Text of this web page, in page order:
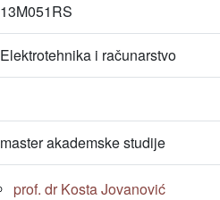
13M051RS
Elektrotehnika i računarstvo
master akademske studije
prof. dr Kosta Jovanović